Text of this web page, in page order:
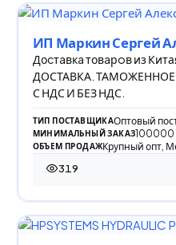
ИП Маркин Сергей
Доcтaвкa товaрoв из
ДОСТАВКА️.
С НДС И БЕЗ НДС.
ТИП ПОСТАВЩИКАОптовый
МИНИМАЛЬНЫЙ ЗАКАЗ100000
ОБЪЕМ ПРОДАЖКрупный опт,
319
319 просмотров